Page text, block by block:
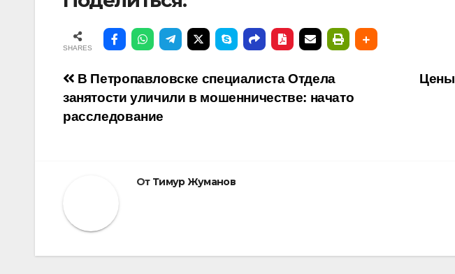
SHARES
Навигация
по
Цены
В Петропавловске специалиста Отдела
занятости уличили в мошенничестве: начато
расследование
От Тимур Жуманов